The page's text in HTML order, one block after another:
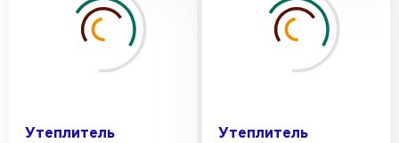
Утеплитель
Утеплитель